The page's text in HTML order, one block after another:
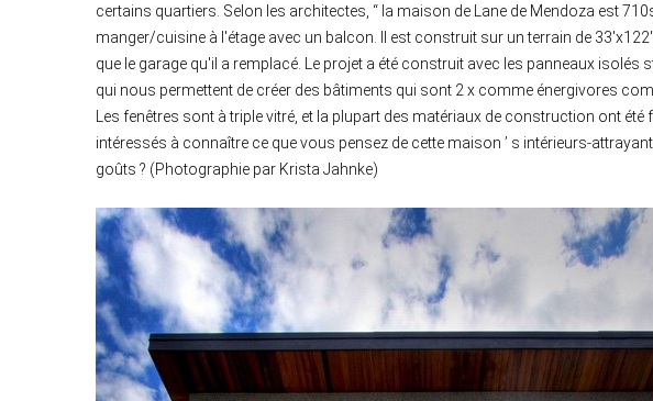
certains quartiers. Selon les architectes, “ la maison de Lane de Mendoza est
manger/cuisine à l'étage avec un balcon. Il est construit sur un terrain de
que le garage qu'il a remplacé. Le projet a été construit avec les panneaux
qui nous permettent de créer des bâtiments qui sont 2 x comme énergivores
Les fenêtres sont à triple vitré, et la plupart des matériaux de construction ont
intéressés à connaître ce que vous pensez de cette maison ’ s intérieurs-
goûts ? (Photographie par Krista Jahnke)